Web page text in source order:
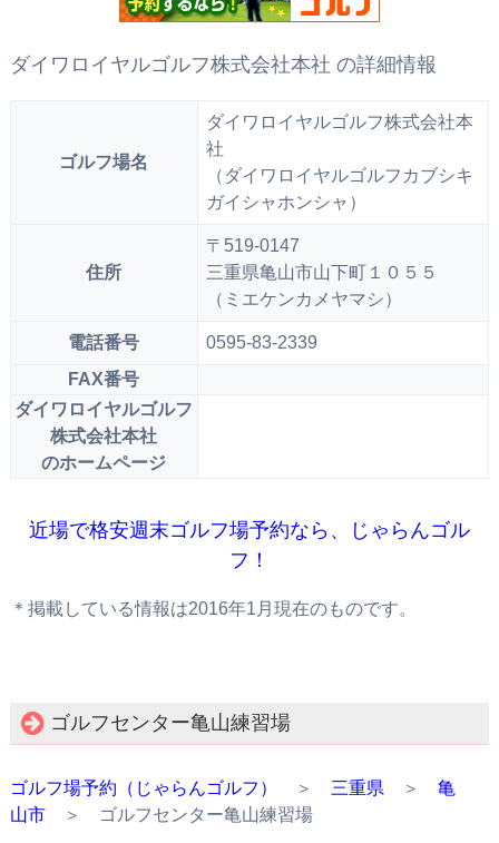
ダイワロイヤルゴルフ株式会社本社 の詳細情報
ゴルフ場名
ダイワロイヤルゴルフ株式会社本
社
（ダイワロイヤルゴルフカブシキ
ガイシャホンシャ）
住所
〒519-0147
三重県亀山市山下町１０５５
（ミエケンカメヤマシ）
電話番号
0595-83-2339
FAX番号
ダイワロイヤルゴルフ
株式会社本社
のホームページ
近場で格安週末ゴルフ場予約なら、じゃらんゴル
フ！
＊掲載している情報は2016年1月現在のものです。
ゴルフセンター亀山練習場
ゴルフ場予約（じゃらんゴルフ） ＞ 三重県 ＞ 亀
山市＞ ゴルフセンター亀山練習場